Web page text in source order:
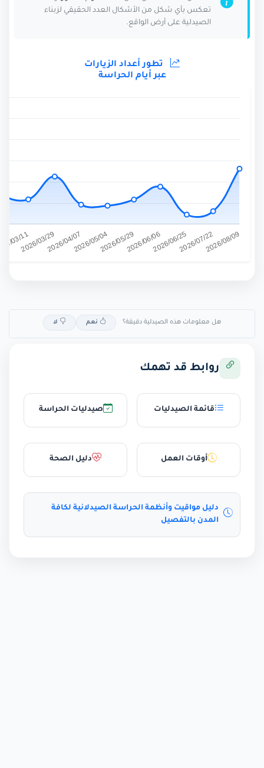
تعكس بأي شكل من الأشكال العدد الحقيقي لزبناء
الصيدلية على أرض الواقع.
تطور أعداد الزيارات
عبر أيام الحراسة
هل معلومات هذه الصيدلية دقيقة؟ نعم لا
روابط قد تهمك
قائمة الصيدليات صيدليات الحراسة
أوقات العمل دليل الصحة
دليل مواقيت وأنظمة الحراسة الصيدلانية لكافة
المدن بالتفصيل